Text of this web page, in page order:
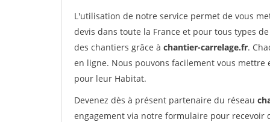
L'utilisation de notre service permet de vous
devis dans toute la France et pour tous types
des chantiers grâce à chantier-carrelage.fr.
en ligne. Nous pouvons facilement vous
pour leur Habitat.
Devenez dès à présent partenaire du réseau
engagement via notre formulaire pour recevoir